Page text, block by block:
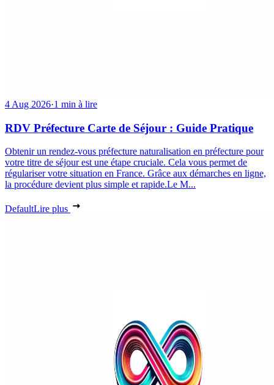
4 Aug 2026·1 min à lire
RDV Préfecture Carte de Séjour : Guide Pratique
Obtenir un rendez-vous préfecture naturalisation en préfecture pour
votre titre de séjour est une étape cruciale. Cela vous permet de
régulariser votre situation en France. Grâce aux démarches en ligne,
la procédure devient plus simple et rapide.Le M...
DefaultLire plus